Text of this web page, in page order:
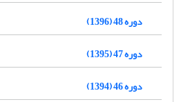
دوره 48 (1396)
دوره 47 (1395)
دوره 46 (1394)